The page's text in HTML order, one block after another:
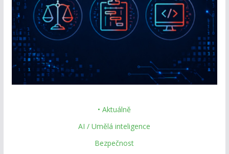
• Aktuálně
AI / Umělá inteligence
Bezpečnost